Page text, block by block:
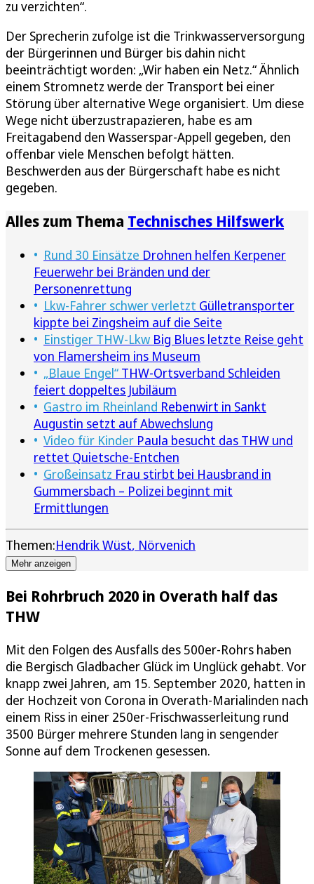
zu verzichten“.
Der Sprecherin zufolge ist die Trinkwasserversorgung
der Bürgerinnen und Bürger bis dahin nicht
beeinträchtigt worden: „Wir haben ein Netz.“ Ähnlich
einem Stromnetz werde der Transport bei einer
Störung über alternative Wege organisiert. Um diese
Wege nicht überzustrapazieren, habe es am
Freitagabend den Wasserspar-Appell gegeben, den
offenbar viele Menschen befolgt hätten.
Beschwerden aus der Bürgerschaft habe es nicht
gegeben.
Alles zum Thema Technisches Hilfswerk
Rund 30 Einsätze Drohnen helfen Kerpener
Feuerwehr bei Bränden und der
Personenrettung
Lkw-Fahrer schwer verletzt Gülletransporter
kippte bei Zingsheim auf die Seite
Einstiger THW-Lkw Big Blues letzte Reise geht
von Flamersheim ins Museum
„Blaue Engel“ THW-Ortsverband Schleiden
feiert doppeltes Jubiläum
Gastro im Rheinland Rebenwirt in Sankt
Augustin setzt auf Abwechslung
Video für Kinder Paula besucht das THW und
rettet Quietsche-Entchen
Großeinsatz Frau stirbt bei Hausbrand in
Gummersbach – Polizei beginnt mit
Ermittlungen
Themen:Hendrik Wüst Nörvenich
Mehr anzeigen
Bei Rohrbruch 2020 in Overath half das
THW
Mit den Folgen des Ausfalls des 500er-Rohrs haben
die Bergisch Gladbacher Glück im Unglück gehabt. Vor
knapp zwei Jahren, am 15. September 2020, hatten in
der Hochzeit von Corona in Overath-Marialinden nach
einem Riss in einer 250er-Frischwasserleitung rund
3500 Bürger mehrere Stunden lang in sengender
Sonne auf dem Trockenen gesessen.